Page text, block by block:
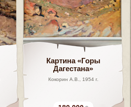
Картина «Горы
Дагестана»
Кокорин А.В., 1954 г.